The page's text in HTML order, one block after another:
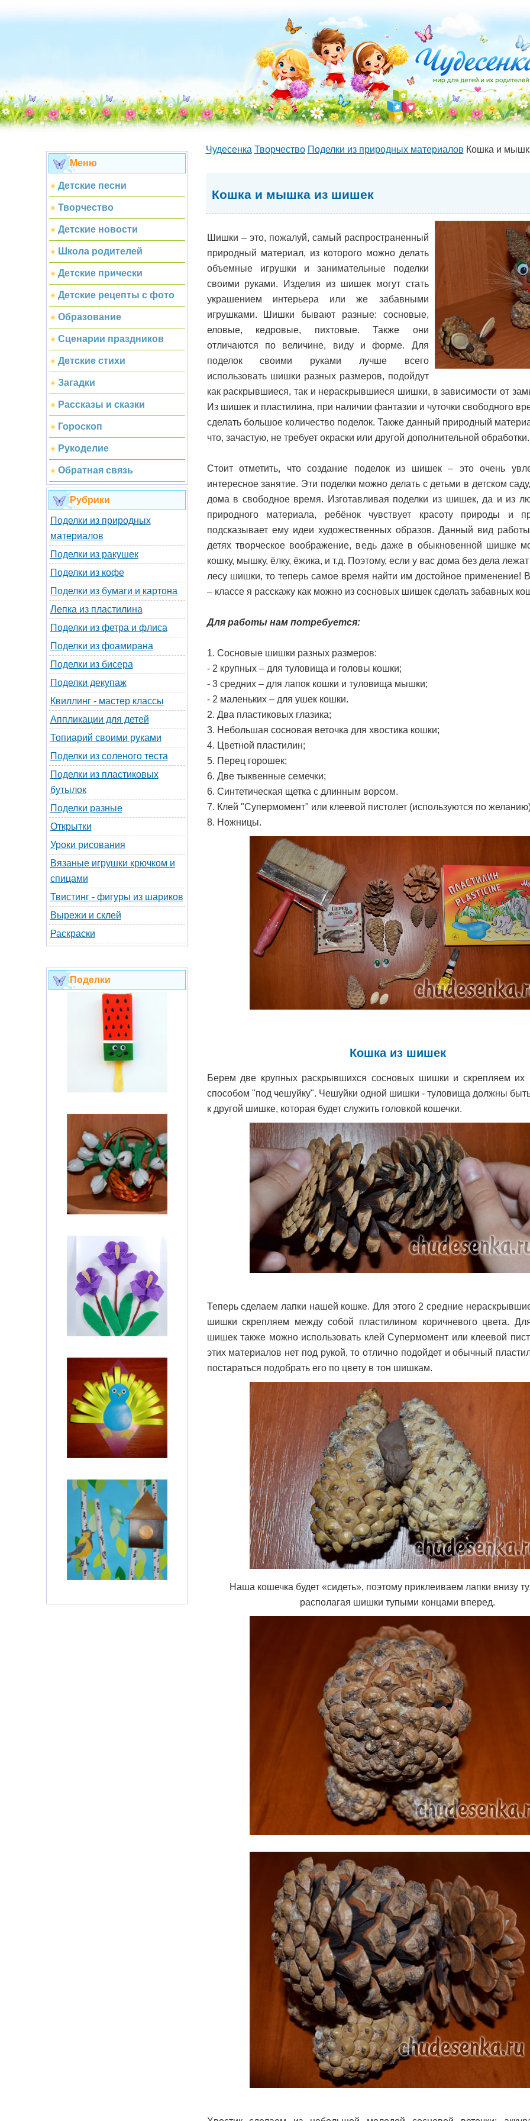
Меню
Детские песни
Творчество
Детские новости
Школа родителей
Детские прически
Детские рецепты с фото
Образование
Сценарии праздников
Детские стихи
Загадки
Рассказы и сказки
Гороскоп
Рукоделие
Обратная связь
Рубрики
Поделки из природных
материалов
Поделки из ракушек
Поделки из кофе
Поделки из бумаги и картона
Лепка из пластилина
Поделки из фетра и флиса
Поделки из фоамирана
Поделки из бисера
Поделки декупаж
Квиллинг - мастер классы
Аппликации для детей
Топиарий своими руками
Поделки из соленого теста
Поделки из пластиковых
бутылок
Поделки разные
Открытки
Уроки рисования
Вязаные игрушки крючком и
спицами
Твистинг - фигуры из шариков
Вырежи и склей
Раскраски
Поделки
Чудесенка Творчество Поделки из природных материалов Кошка и
Кошка и мышка из шишек
Шишки – это, пожалуй, самый распространенный
природный материал, из которого можно делать
объемные игрушки и занимательные поделки
своими руками. Изделия из шишек могут стать
украшением интерьера или же забавными
игрушками. Шишки бывают разные: сосновые,
еловые, кедровые, пихтовые. Также они
отличаются по величине, виду и форме. Для
поделок своими руками лучше всего
использовать шишки разных размеров, подойдут
как раскрывшиеся, так и нераскрывшиеся шишки, в зависимости от
Из шишек и пластилина, при наличии фантазии и чуточки свободного
сделать большое количество поделок. Также данный природный
что, зачастую, не требует окраски или другой дополнительной обработки.
Стоит отметить, что создание поделок из шишек – это очень
интересное занятие. Эти поделки можно делать с детьми в детском
дома в свободное время. Изготавливая поделки из шишек, да и из
природного материала, ребёнок чувствует красоту природы и
подсказывает ему идеи художественных образов. Данный вид
детях творческое воображение, ведь даже в обыкновенной шишке
кошку, мышку, ёлку, ёжика, и т.д. Поэтому, если у вас дома без дела
лесу шишки, то теперь самое время найти им достойное применение!
– классе я расскажу как можно из сосновых шишек сделать забавных
Для работы нам потребуется:
1. Сосновые шишки разных размеров:
- 2 крупных – для туловища и головы кошки;
- 3 средних – для лапок кошки и туловища мышки;
- 2 маленьких – для ушек кошки.
2. Два пластиковых глазика;
3. Небольшая сосновая веточка для хвостика кошки;
4. Цветной пластилин;
5. Перец горошек;
6. Две тыквенные семечки;
6. Синтетическая щетка с длинным ворсом.
7. Клей "Супермомент" или клеевой пистолет (используются по
8. Ножницы.
Кошка из шишек
Берем две крупных раскрывшихся сосновых шишки и скрепляем их
способом "под чешуйку". Чешуйки одной шишки - туловища должны
к другой шишке, которая будет служить головкой кошечки.
Теперь сделаем лапки нашей кошке. Для этого 2 средние
шишки скрепляем между собой пластилином коричневого цвета.
шишек также можно использовать клей Супермомент или клеевой
этих материалов нет под рукой, то отлично подойдет и обычный
постараться подобрать его по цвету в тон шишкам.
Наша кошечка будет «сидеть», поэтому приклеиваем лапки внизу
располагая шишки тупыми концами вперед.